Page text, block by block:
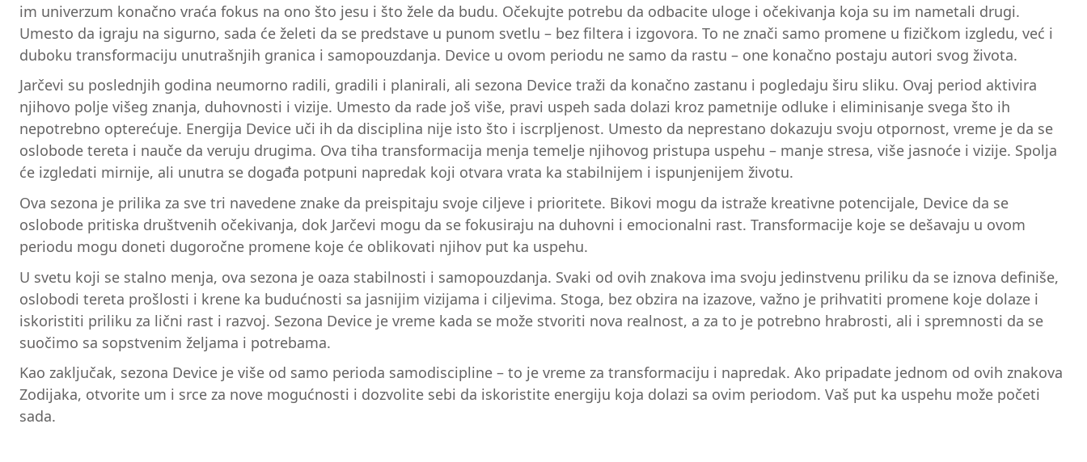
im univerzum konačno vraća fokus na ono što jesu i što žele da budu. Očekujte potrebu da odbacite uloge i očekivanja koja su im nametali drugi.
Umesto da igraju na sigurno, sada će želeti da se predstave u punom svetlu – bez filtera i izgovora. To ne znači samo promene u fizičkom izgledu, već i
duboku transformaciju unutrašnjih granica i samopouzdanja. Device u ovom periodu ne samo da rastu – one konačno postaju autori svog života.
Jarčevi su poslednjih godina neumorno radili, gradili i planirali, ali sezona Device traži da konačno zastanu i pogledaju širu sliku. Ovaj period aktivira
njihovo polje višeg znanja, duhovnosti i vizije. Umesto da rade još više, pravi uspeh sada dolazi kroz pametnije odluke i eliminisanje svega što ih
nepotrebno opterećuje. Energija Device uči ih da disciplina nije isto što i iscrpljenost. Umesto da neprestano dokazuju svoju otpornost, vreme je da se
oslobode tereta i nauče da veruju drugima. Ova tiha transformacija menja temelje njihovog pristupa uspehu – manje stresa, više jasnoće i vizije. Spolja
će izgledati mirnije, ali unutra se događa potpuni napredak koji otvara vrata ka stabilnijem i ispunjenijem životu.
Ova sezona je prilika za sve tri navedene znake da preispitaju svoje ciljeve i prioritete. Bikovi mogu da istraže kreativne potencijale, Device da se
oslobode pritiska društvenih očekivanja, dok Jarčevi mogu da se fokusiraju na duhovni i emocionalni rast. Transformacije koje se dešavaju u ovom
periodu mogu doneti dugoročne promene koje će oblikovati njihov put ka uspehu.
U svetu koji se stalno menja, ova sezona je oaza stabilnosti i samopouzdanja. Svaki od ovih znakova ima svoju jedinstvenu priliku da se iznova definiše,
oslobodi tereta prošlosti i krene ka budućnosti sa jasnijim vizijama i ciljevima. Stoga, bez obzira na izazove, važno je prihvatiti promene koje dolaze i
iskoristiti priliku za lični rast i razvoj. Sezona Device je vreme kada se može stvoriti nova realnost, a za to je potrebno hrabrosti, ali i spremnosti da se
suočimo sa sopstvenim željama i potrebama.
Kao zaključak, sezona Device je više od samo perioda samodiscipline – to je vreme za transformaciju i napredak. Ako pripadate jednom od ovih znakova
Zodijaka, otvorite um i srce za nove mogućnosti i dozvolite sebi da iskoristite energiju koja dolazi sa ovim periodom. Vaš put ka uspehu može početi
sada.